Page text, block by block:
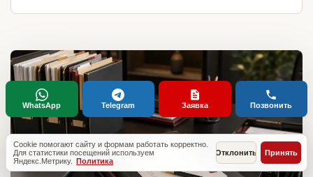
Cookie помогают сайту и формам работать корректно.
Для статистики посещений используем
Яндекс.Метрику. Политика
Отклонить Принять
WhatsApp Telegram Заявка Позвонить